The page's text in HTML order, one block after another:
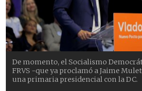
De momento, el Socialismo
FRVS -que ya proclamó a Jaime
una primaria presidencial con la DC.